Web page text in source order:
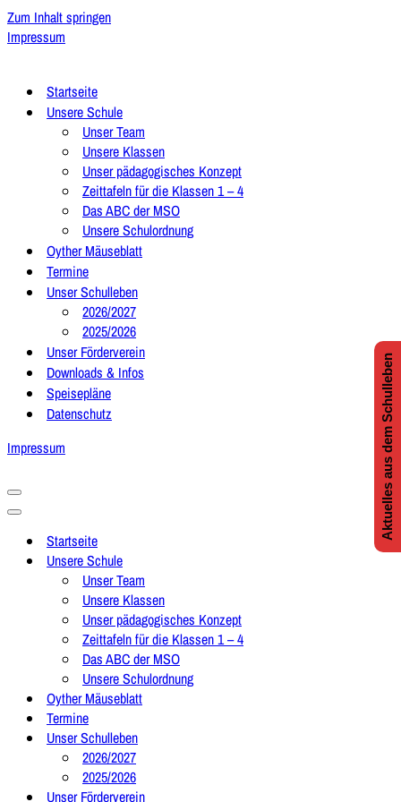
Zum Inhalt springen
Impressum
Startseite
Unsere Schule
Unser Team
Unsere Klassen
Unser pädagogisches Konzept
Zeittafeln für die Klassen 1 – 4
Das ABC der MSO
Unsere Schulordnung
Oyther Mäuseblatt
Termine
Unser Schulleben
2026/2027
2025/2026
Unser Förderverein
Downloads & Infos
Speisepläne
Datenschutz
Impressum
Navigationsmenü
Navigationsmenü
Startseite
Unsere Schule
Unser Team
Unsere Klassen
Unser pädagogisches Konzept
Zeittafeln für die Klassen 1 – 4
Das ABC der MSO
Unsere Schulordnung
Oyther Mäuseblatt
Termine
Unser Schulleben
2026/2027
2025/2026
Unser Förderverein
Aktuelles aus dem Schulleben